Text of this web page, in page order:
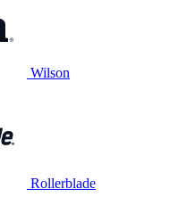
Wilson
Rollerblade